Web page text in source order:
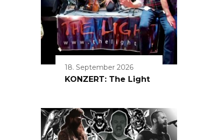
18. September 2026
KONZERT: The Light